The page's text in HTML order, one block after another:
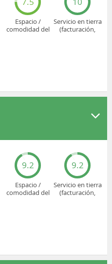
Espacio /
comodidad del
Servicio en tierra
(facturación,
9.2
Espacio /
comodidad del
9.2
Servicio en tierra
(facturación,